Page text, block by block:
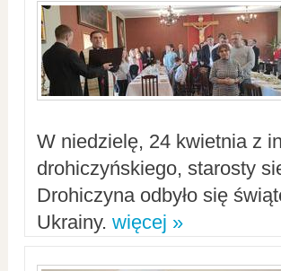
W niedzielę, 24 kwietnia z
drohiczyńskiego, starosty
Drohiczyna odbyło się
Ukrainy. więcej »